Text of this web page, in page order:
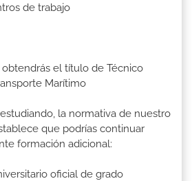
de trabajo
el título de Técnico
Marítimo
la normativa de nuestro
que podrías continuar
formación adicional:
oficial de grado